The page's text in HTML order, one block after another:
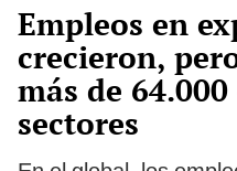
Empleos en
crecieron,
más de
sectores